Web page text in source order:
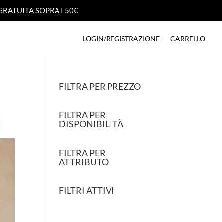
SOPRA I 50€
SOPRA I 50€
LOGIN/REGISTRAZIONE CARRELLO
LOGIN/REGISTRAZIONE CARRELLO
FILTRA PER PREZZO
FILTRA PER
DISPONIBILITÀ
FILTRA PER
ATTRIBUTO
FILTRI ATTIVI